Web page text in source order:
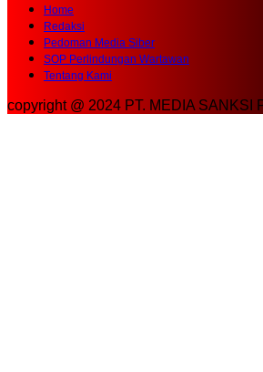
Home
Redaksi
Pedoman Media Siber
SOP Perlindungan Wartawan
Tentang Kami
copyright @ 2024 PT. MEDIA SANKSI